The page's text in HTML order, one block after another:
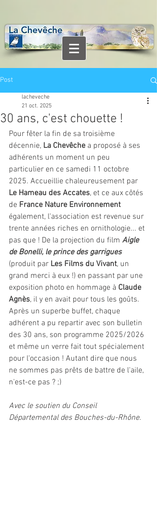
Post
30 ans, c'est chouette !
lacheveche
21 oct. 2025
Pour fêter la fin de sa troisième
décennie, La Chevêche a proposé à ses
adhérents un moment un peu
particulier en ce samedi 11 octobre
2025. Accueillie chaleureusement par
Le Hameau des Accates, et ce aux côtés
de France Nature Environnement
également, l'association est revenue sur
trente années riches en ornithologie... et
pas que ! De la projection du film Aigle
de Bonelli, le prince des garrigues
(produit par Les Films du Vivant, un
grand merci à eux !) en passant par une
exposition photo en hommage à Claude
Agnès, il y en avait pour tous les goûts.
Après un superbe buffet, chaque
adhérent a pu repartir avec son bulletin
des 30 ans, son programme 2025/2026
et même un verre fait tout spécialement
pour l'occasion ! Autant dire que nous
ne sommes pas prêts de battre de l'aile,
n'est-ce pas ? ;)
Avec le soutien du Conseil
Départemental des Bouches-du-Rhône.